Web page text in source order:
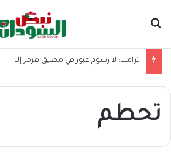
ترامب: لا رسوم عبور في مضيق هرمز إلا
تحطم